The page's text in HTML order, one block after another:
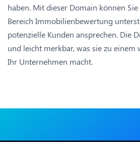
haben. Mit dieser Domain können
Bereich Immobilienbewertung
potenzielle Kunden ansprechen. Die
und leicht merkbar, was sie zu einem
Ihr Unternehmen macht.